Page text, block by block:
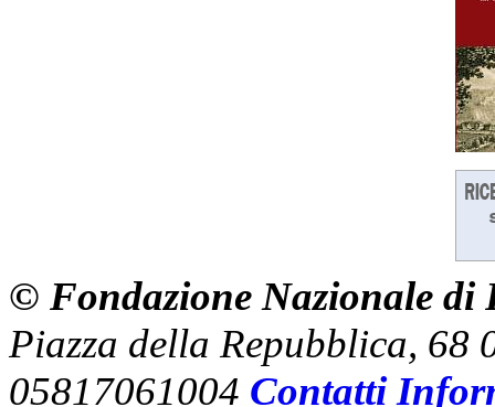
© Fondazione Nazionale di
Piazza della Repubblica, 68
05817061004 Contatti